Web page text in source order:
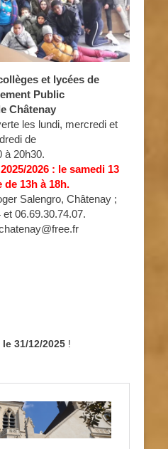
et lycées de
Public
Châtenay
les lundi, mercredi et
de
à 20h30.
2026 : le samedi 13
de 13h à 18h.
Salengro, Châtenay ;
06.69.30.74.07.
31/12/2025 !